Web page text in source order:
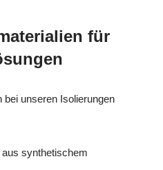
für
unseren Isolierungen
synthetischem